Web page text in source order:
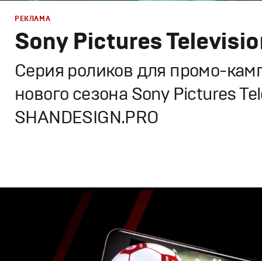
Sony Pictures
Серия роликов для промо-
нового сезона Sony Pictures
SHANDESIGN.PRO
Дизайн
Корпоративный брендинг ,Графический дизайн
РЕКЛАМА